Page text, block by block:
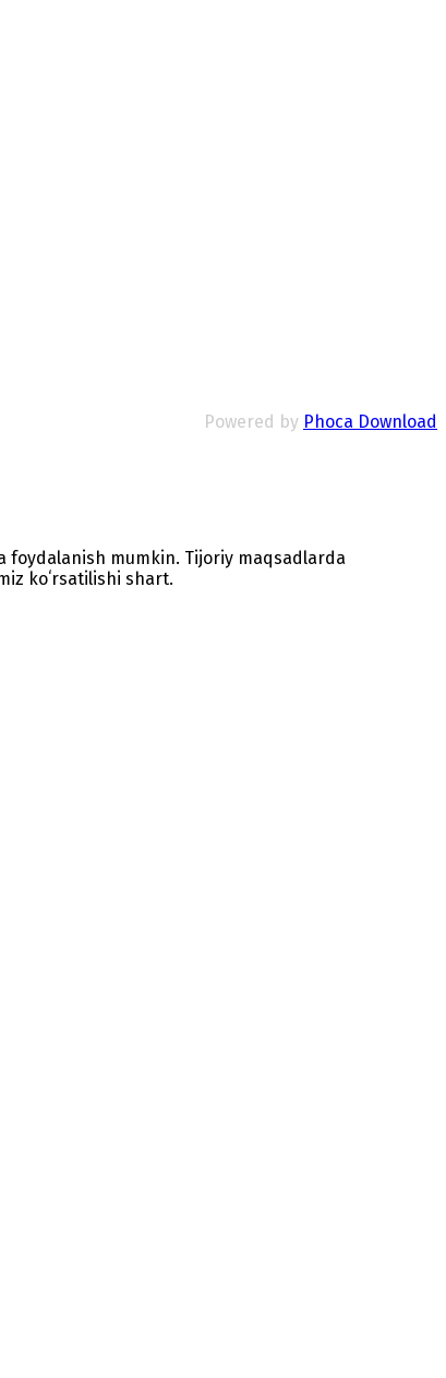
Powered by Phoca Download
foydalanish mumkin. Tijoriy maqsadlarda
koʻrsatilishi shart.